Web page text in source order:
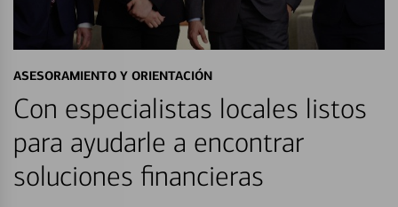
ASESORAMIENTO Y ORIENTACIÓN
Con especialistas locales listos
para ayudarle a encontrar
soluciones financieras